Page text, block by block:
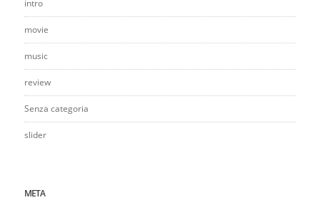
intro
movie
music
review
Senza categoria
slider
META